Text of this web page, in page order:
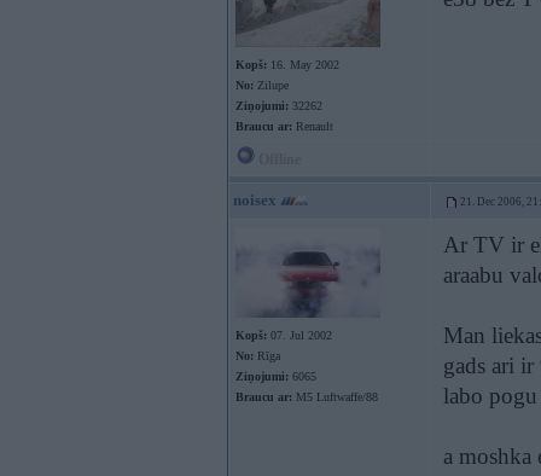
Kopš: 16. May 2002
No: Zilupe
Ziņojumi: 32262
Braucu ar: Renault
noisex 21. Dec 2006,
Kopš: 07. Jul 2002
No: Rīga
Ziņojumi: 6065
Braucu ar: M5 Luftwaffe/88
Ar TV ir
araabu
Man
gads ari
labo
a moshka